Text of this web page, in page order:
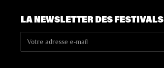
LA NEWSLETTER DES FESTIVALS